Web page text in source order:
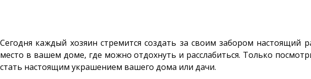
Сегодня каждый хозяин стремится создать за своим забором настоящий
место в вашем доме, где можно отдохнуть и расслабиться. Только
стать настоящим украшением вашего дома или дачи.